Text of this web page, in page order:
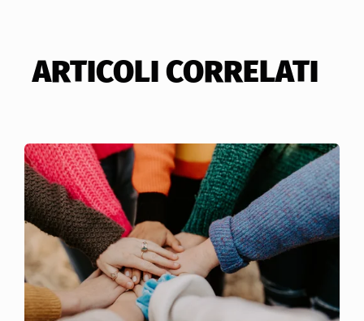
ARTICOLI CORRELATI